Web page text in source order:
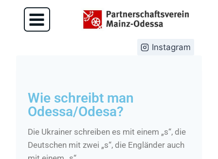
Instagram
Wie schreibt man
Odessa/Odesa?
Die Ukrainer schreiben es mit einem „s“, die
Deutschen mit zwei „s“, die Engländer auch